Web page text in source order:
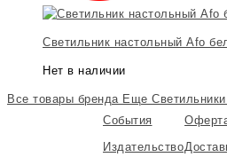
Светильник настольный Afo
Нет в наличии
Все товары бренда Еще
События
Издательство